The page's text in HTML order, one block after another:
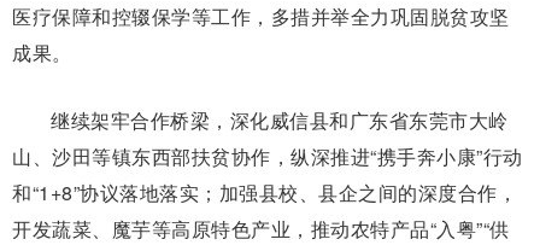
医疗保障和控辍保学等工作，多措并举全力巩固脱贫攻坚
成果。
继续架牢合作桥梁，深化威信县和广东省东莞市大岭
山、沙田等镇东西部扶贫协作，纵深推进“携手奔小康”行动
和“1+8”协议落地落实；加强县校、县企之间的深度合作，
开发蔬菜、魔芋等高原特色产业，推动农特产品“入粤”“供